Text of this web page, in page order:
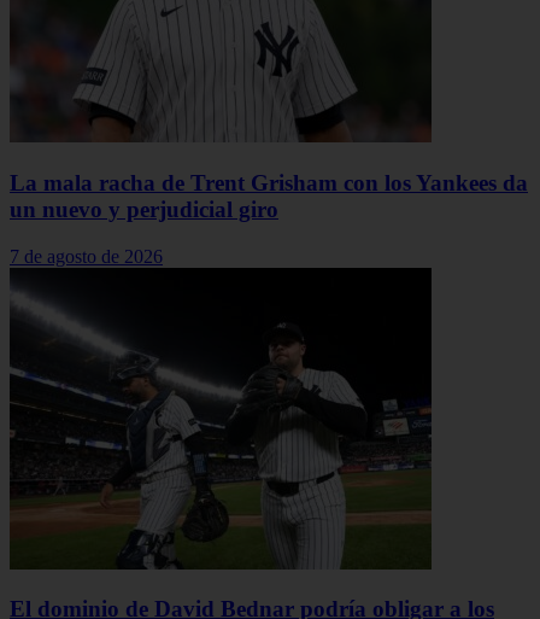
La mala racha de Trent Grisham con los Yankees da
un nuevo y perjudicial giro
7 de agosto de 2026
El dominio de David Bednar podría obligar a los